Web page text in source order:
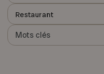
Restaurant